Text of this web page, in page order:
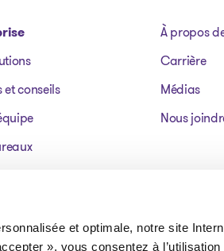
et optimale, notre site
», vous consentez à
et conseils
À propos
Carrière
Médias
Nous